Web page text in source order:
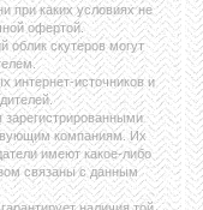
при каких условиях не
офертой.
облик скутеров могут
интернет-источников и
компаниям. Их
имеют какое-либо
связаны с данным